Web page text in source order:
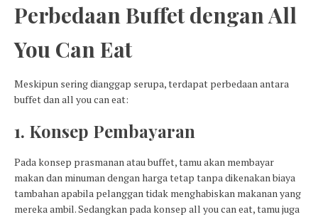
Perbedaan Buffet dengan All
You Can Eat
Meskipun sering dianggap serupa, terdapat perbedaan antara
buffet dan all you can eat:
1. Konsep Pembayaran
Pada konsep prasmanan atau buffet, tamu akan membayar
makan dan minuman dengan harga tetap tanpa dikenakan biaya
tambahan apabila pelanggan tidak menghabiskan makanan yang
mereka ambil. Sedangkan pada konsep all you can eat, tamu juga